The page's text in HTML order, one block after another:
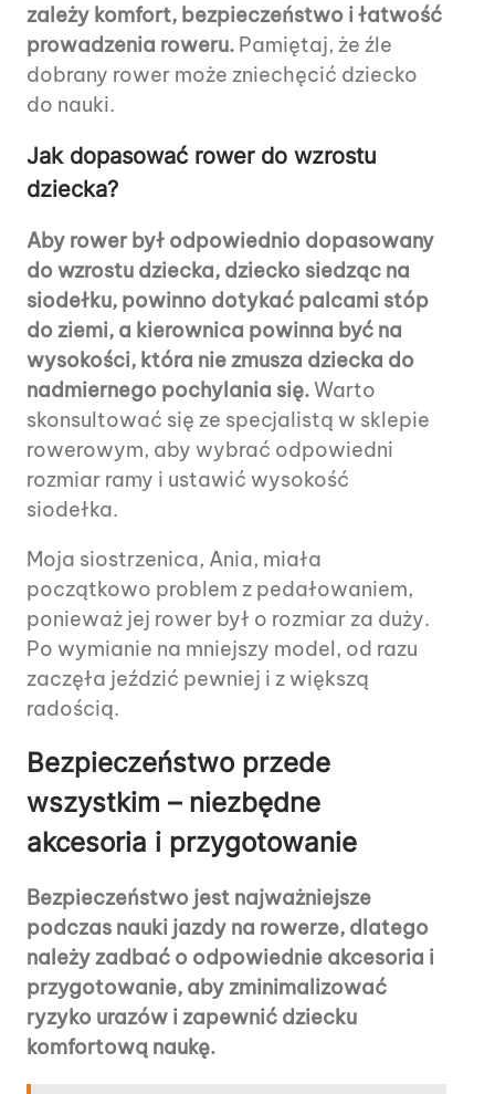
zależy komfort, bezpieczeństwo i łatwość
prowadzenia roweru. Pamiętaj, że źle
dobrany rower może zniechęcić dziecko
do nauki.
Jak dopasować rower do wzrostu
dziecka?
Aby rower był odpowiednio dopasowany
do wzrostu dziecka, dziecko siedząc na
siodełku, powinno dotykać palcami stóp
do ziemi, a kierownica powinna być na
wysokości, która nie zmusza dziecka do
nadmiernego pochylania się. Warto
skonsultować się ze specjalistą w sklepie
rowerowym, aby wybrać odpowiedni
rozmiar ramy i ustawić wysokość
siodełka.
Moja siostrzenica, Ania, miała
początkowo problem z pedałowaniem,
ponieważ jej rower był o rozmiar za duży.
Po wymianie na mniejszy model, od razu
zaczęła jeździć pewniej i z większą
radością.
Bezpieczeństwo przede
wszystkim – niezbędne
akcesoria i przygotowanie
Bezpieczeństwo jest najważniejsze
podczas nauki jazdy na rowerze, dlatego
należy zadbać o odpowiednie akcesoria i
przygotowanie, aby zminimalizować
ryzyko urazów i zapewnić dziecku
komfortową naukę.